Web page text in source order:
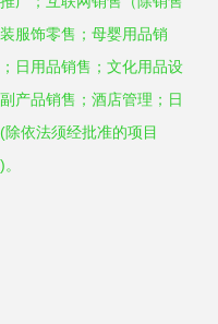
服饰零售；母婴用品销
日用品销售；文化用品设
产品销售；酒店管理；日
依法须经批准的项目